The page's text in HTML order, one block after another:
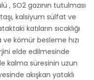
, SO2 gazının tutulması
kalsiyum sülfat ve
katıların sıcaklığı
kömür besleme hızı
elde edilmesinde
kalma süresinin uzun
akışkan yataklı